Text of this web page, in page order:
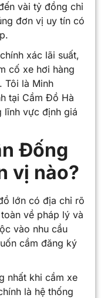
vài tỷ đồng chỉ
đơn vị uy tín có
xác lãi suất,
cố xe hơi hàng
Tôi là Minh
tại Cầm Đồ Hà
lĩnh vực định giá
Đống
vị nào?
lớn có địa chỉ rõ
về pháp lý và
vào nhu cầu
cầm đăng ký
nhất khi cầm xe
là hệ thống